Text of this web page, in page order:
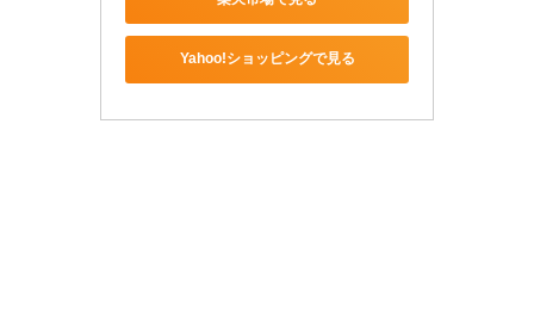
Yahoo!ショッピングで見る